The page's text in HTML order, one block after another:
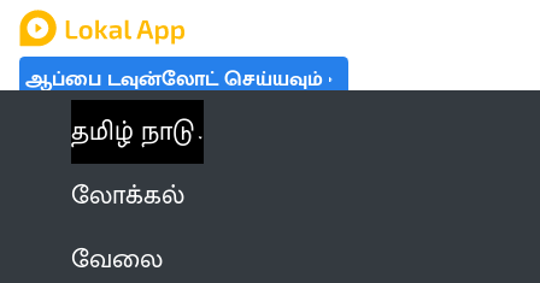
ஆப்பை டவுன்லோட் செய்யவும்
தமிழ் நாடு
லோக்கல்
வேலை